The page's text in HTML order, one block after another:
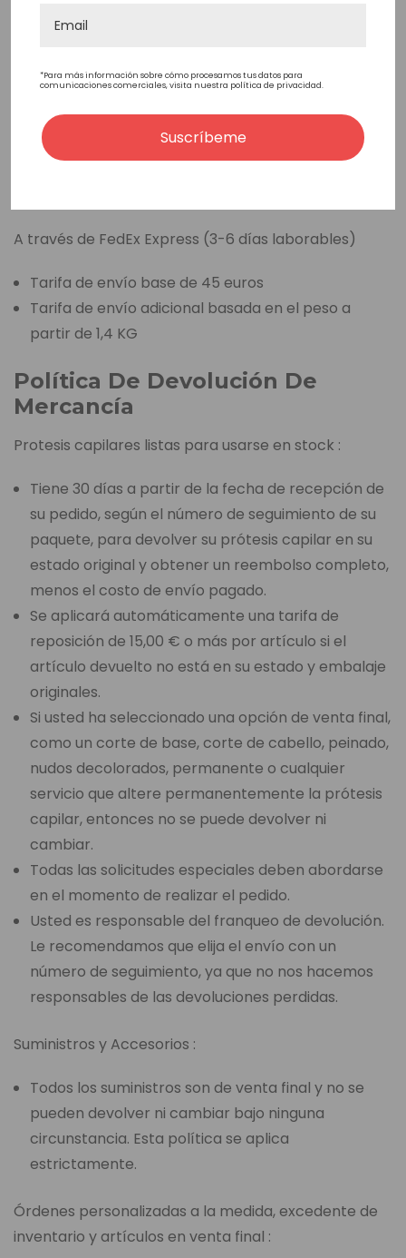
Gastos de envío: 30€
Gastos de envío: 15€
Zona 4 Tiempo de entrega y tarifas
A través de FedEx Express (3-6 días laborables)
Tarifa de envío base de 45 euros
Tarifa de envío adicional basada en el peso a
partir de 1,4 KG
Política De Devolución De
Mercancía
Protesis capilares listas para usarse en stock :
Tiene 30 días a partir de la fecha de recepción de
su pedido, según el número de seguimiento de su
paquete, para devolver su prótesis capilar en su
estado original y obtener un reembolso completo,
menos el costo de envío pagado.
Se aplicará automáticamente una tarifa de
reposición de 15,00 € o más por artículo si el
artículo devuelto no está en su estado y embalaje
originales.
Si usted ha seleccionado una opción de venta final,
como un corte de base, corte de cabello, peinado,
nudos decolorados, permanente o cualquier
servicio que altere permanentemente la prótesis
capilar, entonces no se puede devolver ni
cambiar.
Todas las solicitudes especiales deben abordarse
en el momento de realizar el pedido.
Usted es responsable del franqueo de devolución.
Le recomendamos que elija el envío con un
número de seguimiento, ya que no nos hacemos
responsables de las devoluciones perdidas.
Suministros y Accesorios :
Todos los suministros son de venta final y no se
pueden devolver ni cambiar bajo ninguna
circunstancia. Esta política se aplica
estrictamente.
Órdenes personalizadas a la medida, excedente de
inventario y artículos en venta final :
*Para más información sobre cómo procesamos tus datos para
comunicaciones comerciales, visita nuestra política de privacidad.
Suscríbeme